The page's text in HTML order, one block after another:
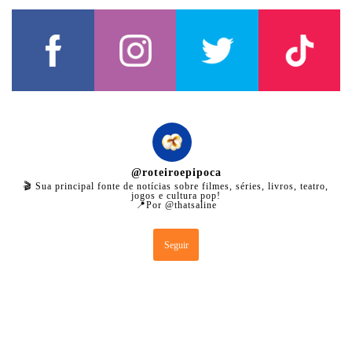
@roteiroepipoca
🎬 Sua principal fonte de notícias sobre filmes, séries, livros, teatro,
jogos e cultura pop!
📍Por @thatsaline
Seguir